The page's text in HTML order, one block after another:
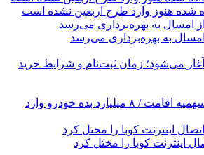
امسال به بهره‌برداری می‌رسد
می‌شود؛ زمان ثبت‌نام و شرایط خرید
کاسبی خارج‌نشین‌ها با سهمیه اقامت / ۸ میلیارد بده خودرو وارد
اینترنت کوبا را مختل کرد